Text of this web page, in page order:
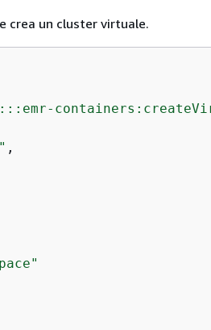
crea un cluster virtuale.
,